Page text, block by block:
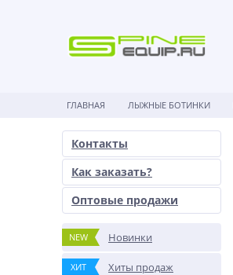
ГЛАВНАЯ ЛЫЖНЫЕ БОТИНКИ
Контакты
Как заказать?
Оптовые продажи
NEW Новинки
ХИТ Хиты продаж